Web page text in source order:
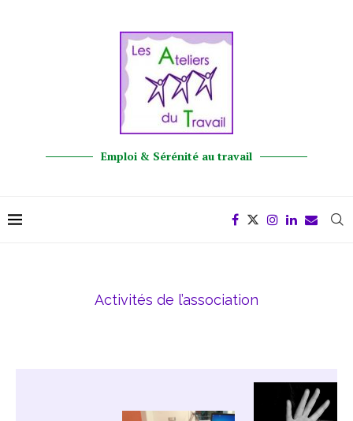
Emploi & Sérénité au travail
Activités de l’association